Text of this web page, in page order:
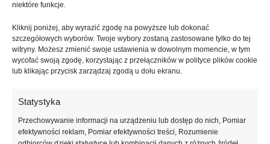
niektóre funkcje.
Kliknij poniżej, aby wyrazić zgodę na powyższe lub dokonać
szczegółowych wyborów. Twoje wybory zostaną zastosowane tylko do tej
witryny. Możesz zmienić swoje ustawienia w dowolnym momencie, w tym
wycofać swoją zgodę, korzystając z przełączników w polityce plików cookie
lub klikając przycisk zarządzaj zgodą u dołu ekranu.
Statystyka
Przechowywanie informacji na urządzeniu lub dostęp do nich, Pomiar
efektywności reklam, Pomiar efektywności treści, Rozumienie
płatki, które nadają stylizacji nowoczesny, wielowymiarowy charakter.
który pięknie odbija światło i zmienia się w zależności od kąta
patrzenia. Manicure zyskuje dzięki temu wyjątkową głębię i biżuteryjny
akcent, pozostając jednocześnie estetyczny i nienachalny.
naturalnej płytki paznokcia, maskując drobne przebarwienia i
nadaje paznokciom świeżości i lekkości, a holograficzne płatki
równomiernie rozmieszczone w formule zapewniają spójny i